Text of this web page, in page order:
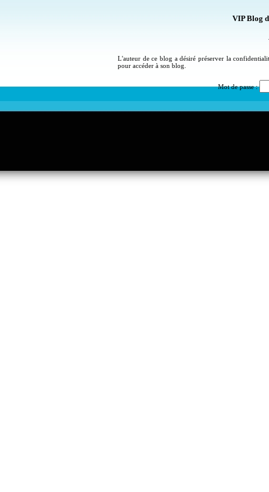
VIP Blog
L'auteur de ce blog a désiré préserver la
pour accéder à son blog.
Mot de passe :